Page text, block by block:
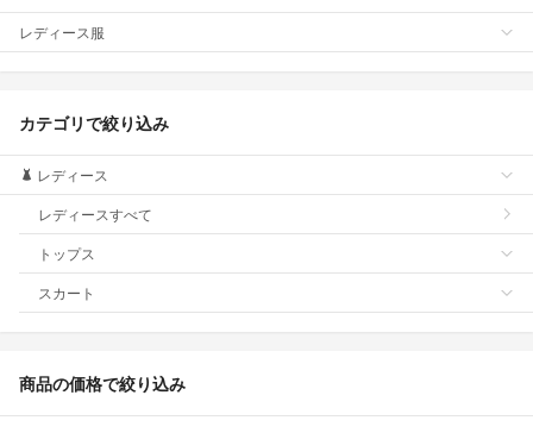
レディース服
カテゴリで絞り込み
レディース
レディースすべて
トップス
スカート
商品の価格で絞り込み